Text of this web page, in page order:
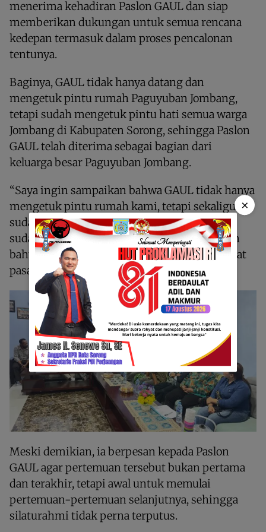
menerima kehadiran Paslon GAUL dan siap
memberikan dukungan untuk semua rencana
kedepan termasuk dalam proses pencalonan
tentunya.
Baginya, GAUL tidak hanya datang dan
mengetuk pintu rumah Paguyuban Jombang,
tetapi sudah mengetuk pintu hati semua warga
Jombang di Kabupaten Sorong, sehingga Paslon
GAUL telah diterima sebagai bagian dari
keluarga besar Paguyuban Jombang.
“Saya ingin sampaikan bahwa GAUL tidak hanya
mengetuk pintu rumah kami, tetapi sekaligus
sudah mengetuk pintu hati kami, dan kami
sudah menerimanya, sehingga kami pastikan
bahwa kami akan memberikan dukungan buat
pasangan GAUL,” ucap Sodiq.
Meski demikian, ia berpesan kepada Paslon
GAUL agar pertemuan tersebut bukan pertama
dan terakhir, tetapi awal untuk memulai
pertemuan-pertemuan selanjutnya, sehingga
silaturahmi tidak perna terputus.
×